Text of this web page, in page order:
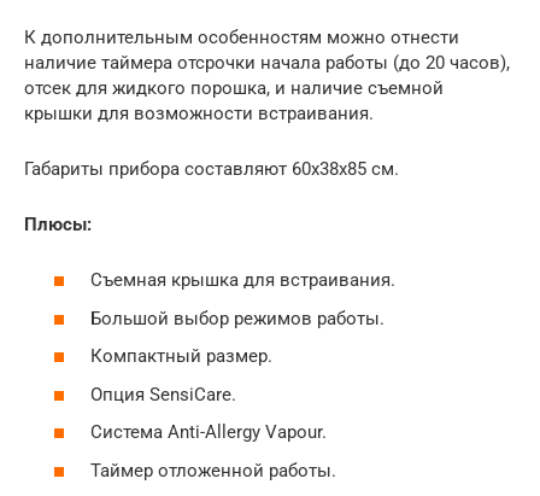
К дополнительным особенностям можно отнести
наличие таймера отсрочки начала работы (до 20 часов),
отсек для жидкого порошка, и наличие съемной
крышки для возможности встраивания.
Габариты прибора составляют 60x38x85 см.
Плюсы:
Съемная крышка для встраивания.
Большой выбор режимов работы.
Компактный размер.
Опция SensiCare.
Система Anti-Allergy Vapour.
Таймер отложенной работы.